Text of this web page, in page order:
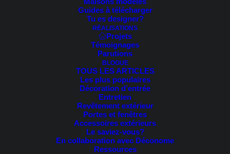
Guides à télécharger
Tu es designer?
RÉALISATIONS
Projets
Témoignages
Parutions
BLOGUE
TOUS LES ARTICLES
Les plus populaires
Décoration d’entrée
Entretien
Revêtement extérieur
Portes et fenêtres
Accessoires extérieurs
Le saviez-vous?
En collaboration avec Déconome
Ressources
Voici le seul résultat